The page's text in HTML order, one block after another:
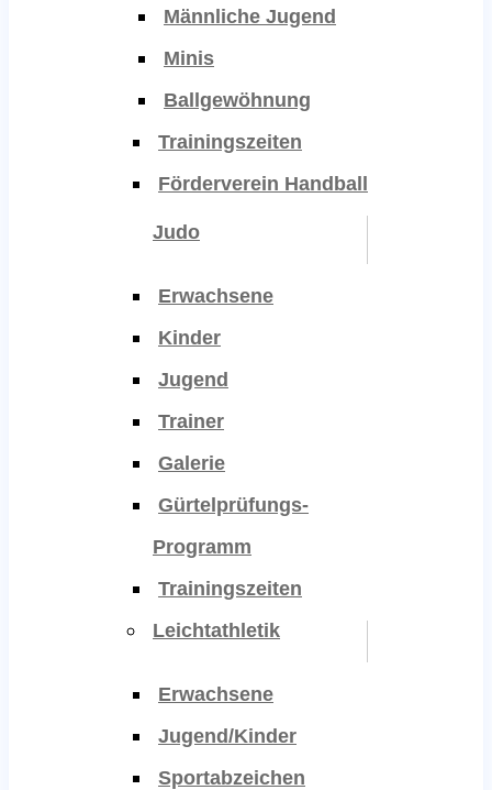
Männliche Jugend
Minis
Ballgewöhnung
Trainingszeiten
Förderverein Handball
Judo
Erwachsene
Kinder
Jugend
Trainer
Galerie
Gürtelprüfungs-
Programm
Trainingszeiten
Leichtathletik
Erwachsene
Jugend/Kinder
Sportabzeichen